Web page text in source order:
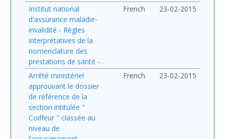
Institut national
d'assurance maladie-
invalidité - Règles
interprétatives de la
nomenclature des
prestations de santé - .
French 23-02-2015
Arrêté ministériel
approuvant le dossier
de référence de la
section intitulée "
Coiffeur " classée au
niveau de
French 23-02-2015